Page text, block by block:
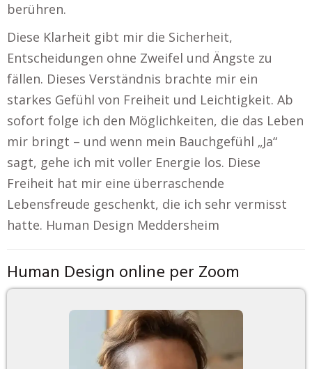
berühren.
Diese Klarheit gibt mir die Sicherheit,
Entscheidungen ohne Zweifel und Ängste zu
fällen. Dieses Verständnis brachte mir ein
starkes Gefühl von Freiheit und Leichtigkeit. Ab
sofort folge ich den Möglichkeiten, die das Leben
mir bringt – und wenn mein Bauchgefühl „Ja“
sagt, gehe ich mit voller Energie los. Diese
Freiheit hat mir eine überraschende
Lebensfreude geschenkt, die ich sehr vermisst
hatte. Human Design Meddersheim
Human Design online per Zoom